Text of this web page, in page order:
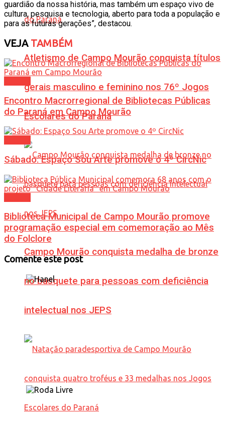
Atletismo de Campo Mourão conquista títulos
gerais masculino e feminino nos 76º Jogos
Escolares do Paraná
Campo Mourão conquista medalha de bronze
no basquete para pessoas com deficiência
intelectual nos JEPS
guardião da nossa história, mas também um espaço vivo de
cultura, pesquisa e tecnologia, aberto para toda a população e
para as futuras gerações”, destacou.
VEJATAMBÉM
Encontro Macrorregional de Bibliotecas Públicas
do Paraná em Campo Mourão
Sábado: Espaço Sou Arte promove o 4º CircNic
Biblioteca Municipal de Campo Mourão promove
programação especial em comemoração ao Mês
do Folclore
Comente este post